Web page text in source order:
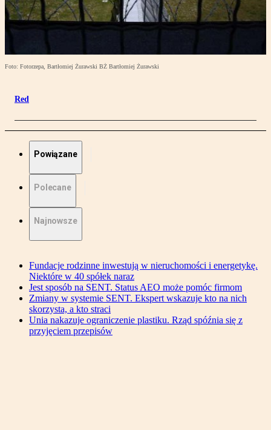
Foto: Fotorzepa, Bartłomiej Żurawski BŻ Bartłomiej Żurawski
Red
Powiązane
Polecane
Najnowsze
Fundacje rodzinne inwestują w nieruchomości i energetykę.
Niektóre w 40 spółek naraz
Jest sposób na SENT. Status AEO może pomóc firmom
Zmiany w systemie SENT. Ekspert wskazuje kto na nich
skorzysta, a kto straci
Unia nakazuje ograniczenie plastiku. Rząd spóźnia się z
przyjęciem przepisów